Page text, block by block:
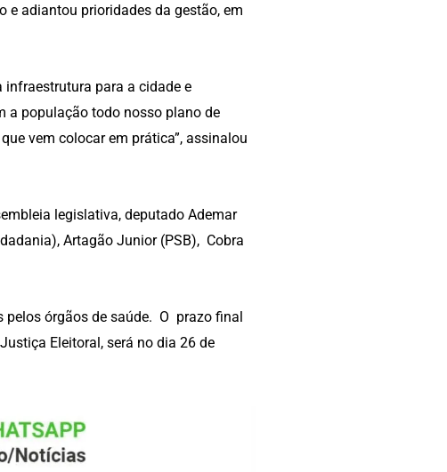
e adiantou prioridades da gestão, em
infraestrutura para a cidade e
a população todo nosso plano de
vem colocar em prática”, assinalou
legislativa, deputado Ademar
Artagão Junior (PSB), Cobra
pelos órgãos de saúde. O prazo final
Eleitoral, será no dia 26 de